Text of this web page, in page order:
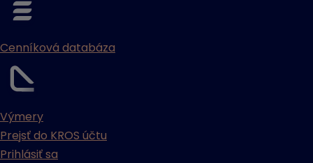
Cenníková databáza
Výmery
Prejsť do KROS účtu
Prihlásiť sa